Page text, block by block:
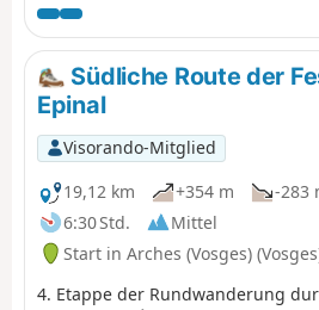
und der Wasserfall Cascade de
Retournemer auf Ihrem
wo Sie wunderschöne Farben
entdecken können.
Südliche Route der
Epinal
Visorando-Mitglied
19,12 km
+354 m
-283
6:30 Std.
Mittel
Start in Arches (Vosges)
4. Etappe der Rundwanderung